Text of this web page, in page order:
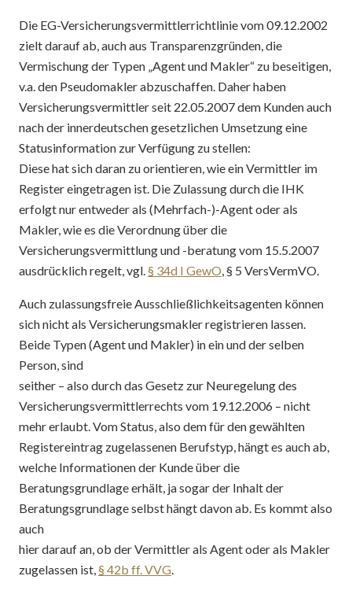
Die EG-Versicherungsvermittlerrichtlinie vom 09.12.2002
zielt darauf ab, auch aus Transparenzgründen, die
Vermischung der Typen „Agent und Makler“ zu beseitigen,
v.a. den Pseudomakler abzuschaffen. Daher haben
Versicherungsvermittler seit 22.05.2007 dem Kunden auch
nach der innerdeutschen gesetzlichen Umsetzung eine
Statusinformation zur Verfügung zu stellen:
Diese hat sich daran zu orientieren, wie ein Vermittler im
Register eingetragen ist. Die Zulassung durch die IHK
erfolgt nur entweder als (Mehrfach-)-Agent oder als
Makler, wie es die Verordnung über die
Versicherungsvermittlung und -beratung vom 15.5.2007
ausdrücklich regelt, vgl.§ 34d I GewO, § 5 VersVermVO.
Auch zulassungsfreie Ausschließlichkeitsagenten können
sich nicht als Versicherungsmakler registrieren lassen.
Beide Typen (Agent und Makler) in ein und der selben
Person, sind
seither – also durch das Gesetz zur Neuregelung des
Versicherungsvermittlerrechts vom 19.12.2006 – nicht
mehr erlaubt. Vom Status, also dem für den gewählten
Registereintrag zugelassenen Berufstyp, hängt es auch ab,
welche Informationen der Kunde über die
Beratungsgrundlage erhält, ja sogar der Inhalt der
Beratungsgrundlage selbst hängt davon ab. Es kommt also
auch
hier darauf an, ob der Vermittler als Agent oder als Makler
zugelassen ist,§ 42b ff. VVG.